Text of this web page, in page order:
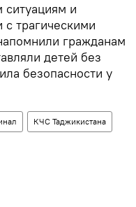
и
трагическими
гражданам
детей без
безопасности у
КЧС Таджикистана